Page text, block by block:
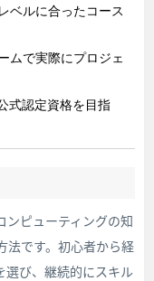
ベルに合ったコース
ムで実際にプロジェ
式認定資格を目指
ピューティングの知
法です。初心者から経
選び、継続的にスキル